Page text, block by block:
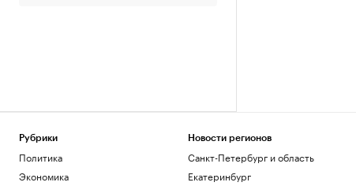
Рубрики
Политика
Экономика
Новости регионов
Санкт-Петербург и область
Екатеринбург